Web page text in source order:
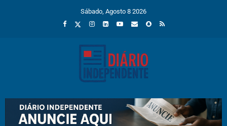
Sábado, Agosto 8 2026